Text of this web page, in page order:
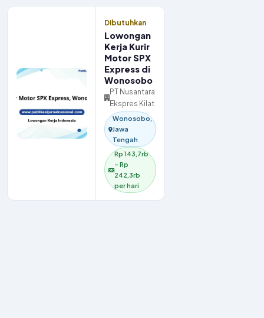
Dibutuhkan
Lowongan
Kerja Kurir
Motor SPX
Express di
Wonosobo
PT Nusantara
Ekspres Kilat
Wonosobo,
Jawa
Tengah
Rp 143,7rb
– Rp
242,3rb
per hari